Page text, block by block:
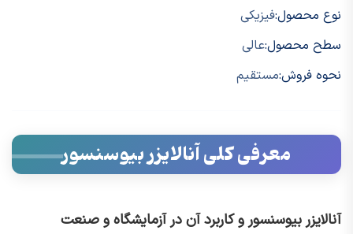
نوع محصول:فیزیکی
سطح محصول:عالی
نحوه فروش:مستقیم
معرفی کلی آنالایزر بیوسنسور
آنالایزر بیوسنسور و کاربرد آن در آزمایشگاه و صنعت